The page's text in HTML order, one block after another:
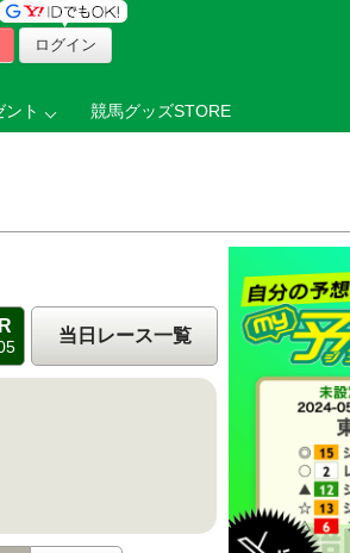
ログイン
ント 競馬グッズSTORE
当日レース一覧